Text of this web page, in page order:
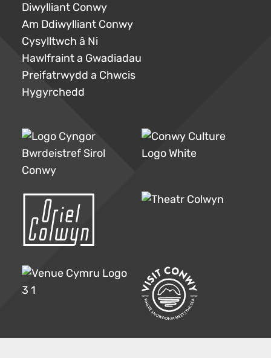
Diwylliant Conwy
Am Ddiwylliant Conwy
Cysylltwch â Ni
Hawlfraint a Gwadiadau
Preifatrwydd a Chwcis
Hygyrchedd